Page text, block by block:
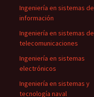
Ingeniería en sistemas de
información
Ingeniería en sistemas de
telecomunicaciones
Ingeniería en sistemas
electrónicos
Ingeniería en sistemas y
tecnología naval